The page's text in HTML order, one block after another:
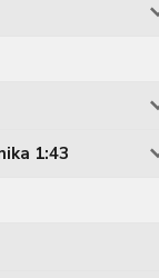
1:43